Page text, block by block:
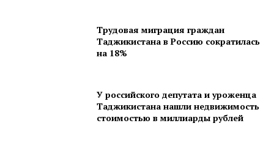
Трудовая миграция граждан
Таджикистана в Россию сократилась
на 18%
У российского депутата и уроженца
Таджикистана нашли недвижимость
стоимостью в миллиарды рублей